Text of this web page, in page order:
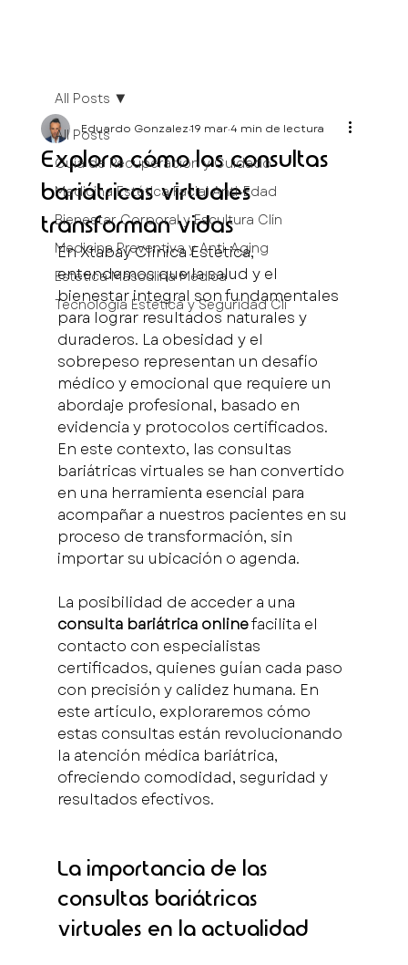
All Posts
Guía de Recuperación y Cuidado
Medicina Estética Facial Anti-Edad
Bienestar Corporal y Escultura Clín
Medicina Preventiva y Anti-Aging
Estética Masculina Médica
Tecnología Estética y Seguridad Clí
All Posts
Explora cómo las consultas
bariátricas virtuales
transforman vidas
Eduardo Gonzalez19 mar4 min de lectura
En Xtabay Clínica Estética,
entendemos que la salud y el
bienestar integral son fundamentales
para lograr resultados naturales y
duraderos. La obesidad y el
sobrepeso representan un desafío
médico y emocional que requiere un
abordaje profesional, basado en
evidencia y protocolos certificados.
En este contexto, las consultas
bariátricas virtuales se han convertido
en una herramienta esencial para
acompañar a nuestros pacientes en su
proceso de transformación, sin
importar su ubicación o agenda.
La posibilidad de acceder a una
consulta bariátrica online facilita el
contacto con especialistas
certificados, quienes guían cada paso
con precisión y calidez humana. En
este artículo, exploraremos cómo
estas consultas están revolucionando
la atención médica bariátrica,
ofreciendo comodidad, seguridad y
resultados efectivos.
La importancia de las
consultas bariátricas
virtuales en la actualidad